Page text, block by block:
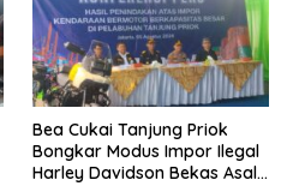
Bea Cukai Tanjung Priok
Bongkar Modus Impor Ilegal
Harley Davidson Bekas Asal